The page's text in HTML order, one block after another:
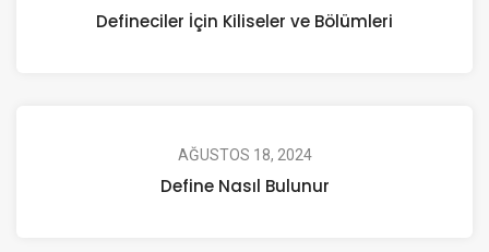
Defineciler İçin Kiliseler ve Bölümleri
AĞUSTOS 18, 2024
Define Nasıl Bulunur